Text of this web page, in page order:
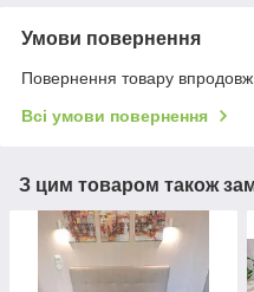
Умови повернення
Повернення товару
Всі умови повернення
З цим товаром також